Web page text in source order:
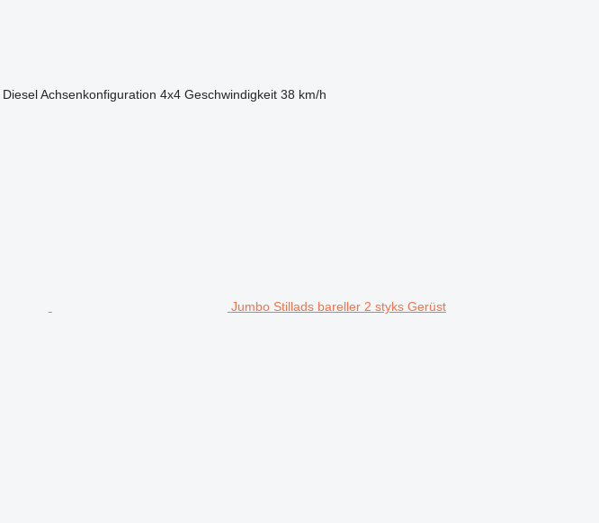
Diesel Achsenkonfiguration 4x4 Geschwindigkeit 38 km/h
Jumbo Stillads bareller 2 styks Gerüst